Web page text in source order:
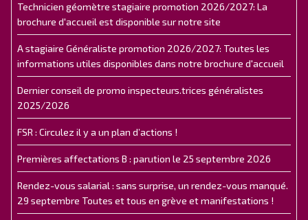
Technicien géomètre stagiaire promotion 2026/2027: La
brochure d'accueil est disponible sur notre site
A stagiaire Généraliste promotion 2026/2027: Toutes les
informations utiles disponibles dans notre brochure d'accueil
Dernier conseil de promo inspecteurs.trices généralistes
2025/2026
FSR : Circulez il y a un plan d’actions !
Premières affectations B : parution le 25 septembre 2026
Rendez-vous salarial : sans surprise, un rendez-vous manqué.
29 septembre Toutes et tous en grève et manifestations !